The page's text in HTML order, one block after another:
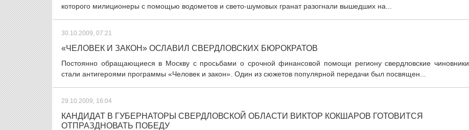
которого милиционеры с помощью водометов и свето-шумовых гранат разогнали вышедших на...
30.10.2009, 07:21
«ЧЕЛОВЕК И ЗАКОН» ОСЛАВИЛ СВЕРДЛОВСКИХ БЮРОКРАТОВ
Постоянно обращающиеся в Москву с просьбами о срочной финансовой помощи региону свердловские чиновники
стали антигероями программы «Человек и закон». Один из сюжетов популярной передачи был посвящен...
29.10.2009, 16:04
КАНДИДАТ В ГУБЕРНАТОРЫ СВЕРДЛОВСКОЙ ОБЛАСТИ ВИКТОР КОКШАРОВ ГОТОВИТСЯ
ОТПРАЗДНОВАТЬ ПОБЕДУ